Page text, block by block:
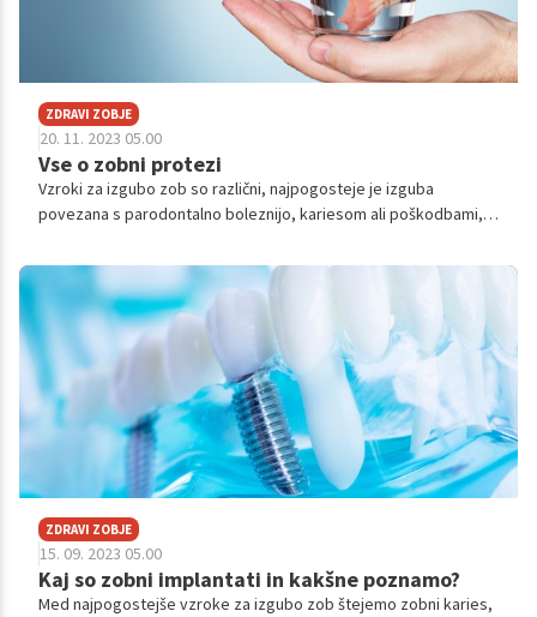
ZDRAVI ZOBJE
20. 11. 2023 05.00
Vse o zobni protezi
Vzroki za izgubo zob so različni, najpogosteje je izguba
povezana s parodontalno boleznijo, kariesom ali poškodbami,
vedno potreben razmislek, kako manjkajoče zobe nadomestiti,
saj vrzeli v zobni vrsti pomenijo preveliko obremenjenost
preostalih zob.
ZDRAVI ZOBJE
15. 09. 2023 05.00
Kaj so zobni implantati in kakšne poznamo?
Med najpogostejše vzroke za izgubo zob štejemo zobni karies,